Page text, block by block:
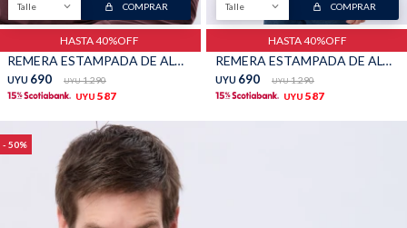
Talle COMPRAR
HASTA 40%OFF
REMERA ESTAMPADA DE ALGODÓN - BORDO
UYU 690 UYU 1.290
UYU 587
Talle COMPRAR
HASTA 40%OFF
REMERA ESTAMPADA DE ALGODÓN - INDIGO
UYU 690 UYU 1.290
UYU 587
50
TALLES GRANDES Uniformes empresariales
Quiero ser parte
Uniformes empresariales